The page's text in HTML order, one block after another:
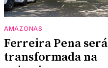
AMAZONAS
Ferreira Pena será
transformada na